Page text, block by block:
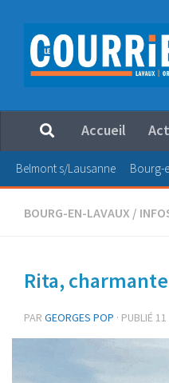
Au dessous du contenu
Accueil
Belmont s/Lausanne Bourg-
BOURG-EN-LAVAUX /
Rita,
PAR GEORGES POP · PUBLIÉ